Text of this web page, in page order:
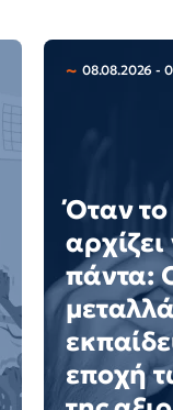
08.08.2026 -
Όταν το
πάντα:
εποχή